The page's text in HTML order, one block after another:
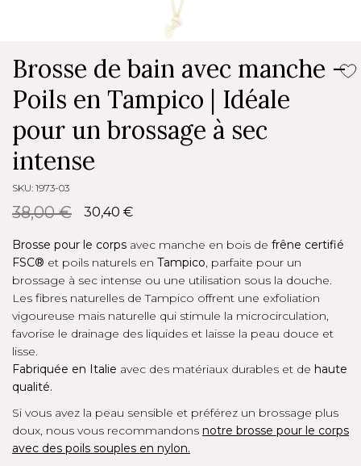
Brosse de bain avec manche –
Poils en Tampico | Idéale
pour un brossage à sec
intense
SKU: 1973-03
38,00 € 30,40 €
Brosse pour le corps avec manche en bois de frêne certifié
FSC® et poils naturels en Tampico, parfaite pour un
brossage à sec intense ou une utilisation sous la douche.
Les fibres naturelles de Tampico offrent une exfoliation
vigoureuse mais naturelle qui stimule la microcirculation,
favorise le drainage des liquides et laisse la peau douce et
lisse.
Fabriquée en Italie avec des matériaux durables et de haute
qualité.
Si vous avez la peau sensible et préférez un brossage plus
doux, nous vous recommandons notre brosse pour le corps
avec des poils souples en nylon.